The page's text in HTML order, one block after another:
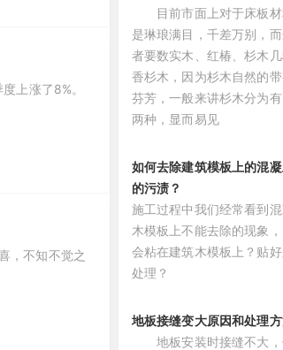
上涨了8%。
，不知不觉之
目前市面上对于床板材
是琳琅满目，千差万别，
者要数实木、红椿、杉木
香杉木，因为杉木自然的
芬芳，一般来讲杉木分为
两种，显而易见
如何去除建筑模板上的混
的污渍？
施工过程中我们经常看到
木模板上不能去除的现象
会粘在建筑木模板上？贴
处理？
地板接缝变大原因和处理
地板安装时接缝不大，